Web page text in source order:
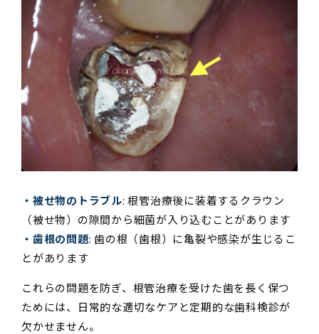
・被せ物のトラブル: 根管治療後に装着するクラウン
（被せ物）の隙間から細菌が入り込むことがあります
・歯根の問題: 歯の根（歯根）に亀裂や感染が生じるこ
とがあります
これらの問題を防ぎ、根管治療を受けた歯を長く保つ
ためには、日常的な適切なケアと定期的な歯科検診が
欠かせません。